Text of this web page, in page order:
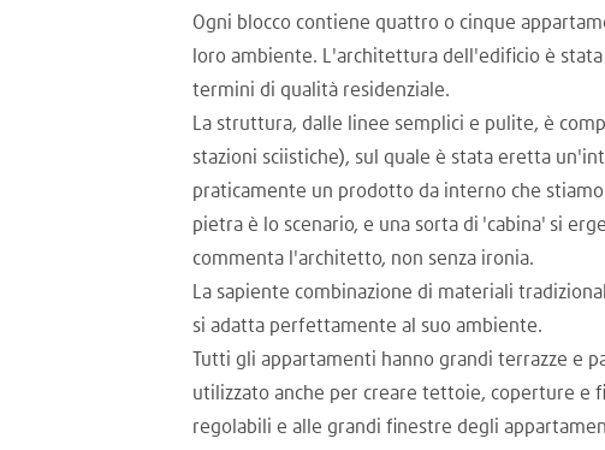
Ogni blocco contiene quattro o cinque
loro ambiente. L'architettura dell'edificio è
termini di qualità residenziale.
La struttura, dalle linee semplici e pulite, è
stazioni sciistiche), sul quale è stata eretta
praticamente un prodotto da interno che
pietra è lo scenario, e una sorta di 'cabina' si
commenta l'architetto, non senza ironia.
La sapiente combinazione di materiali
si adatta perfettamente al suo ambiente.
Tutti gli appartamenti hanno grandi terrazze e
utilizzato anche per creare tettoie, coperture e
regolabili e alle grandi finestre degli